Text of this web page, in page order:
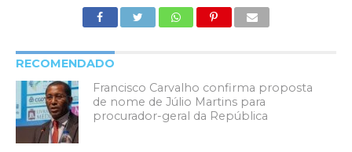
RECOMENDADO
Francisco Carvalho confirma proposta
de nome de Júlio Martins para
procurador-geral da República